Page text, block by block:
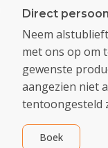
Direct
Neem
met ons op om
gewenste
aangezien niet
tentoongesteld
Boek